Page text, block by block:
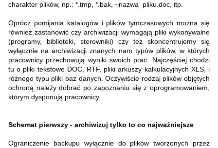
charakter plików, np.: *.tmp, *.bak, ~nazwa_pliku.doc, itp.
Oprócz pomijania katalogów i plików tymczasowych można się
również zastanowić czy archiwizacji wymagają pliki wykonywalne
(programy, biblioteki, sterowniki) czy też skoncentrujemy się
wyłącznie na archiwizacji znanych nam typów plików, w których
pracownicy przechowują wyniki swoich prac. Najczęściej chodzi
tu o pliki tekstowe DOC, RTF, pliki arkuszy kalkulacyjnych XLS, i
różnego typu pliki baz danych. Oczywiście rodzaj plików objętych
ochroną należy dobrać po zapoznaniu się z oprogramowaniem,
którym dysponują pracownicy.
Schemat pierwszy - archiwizuj tylko to co najważniejsze
Ograniczenie backupu wyłącznie do plików tworzonych przez